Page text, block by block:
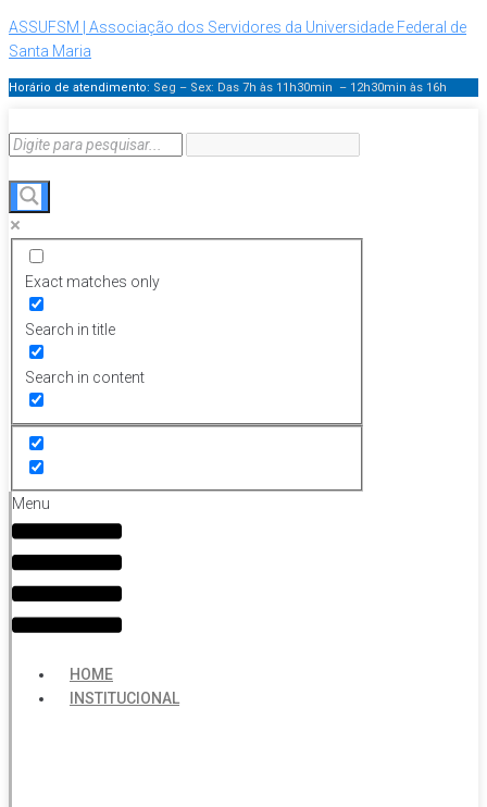
ASSUFSM | Associação dos Servidores da Universidade Federal de
Santa Maria
Horário de atendimento: Seg – Sex: Das 7h às 11h30min – 12h30min às 16h
Exact matches only
Search in title
Search in content
Menu
HOME
INSTITUCIONAL